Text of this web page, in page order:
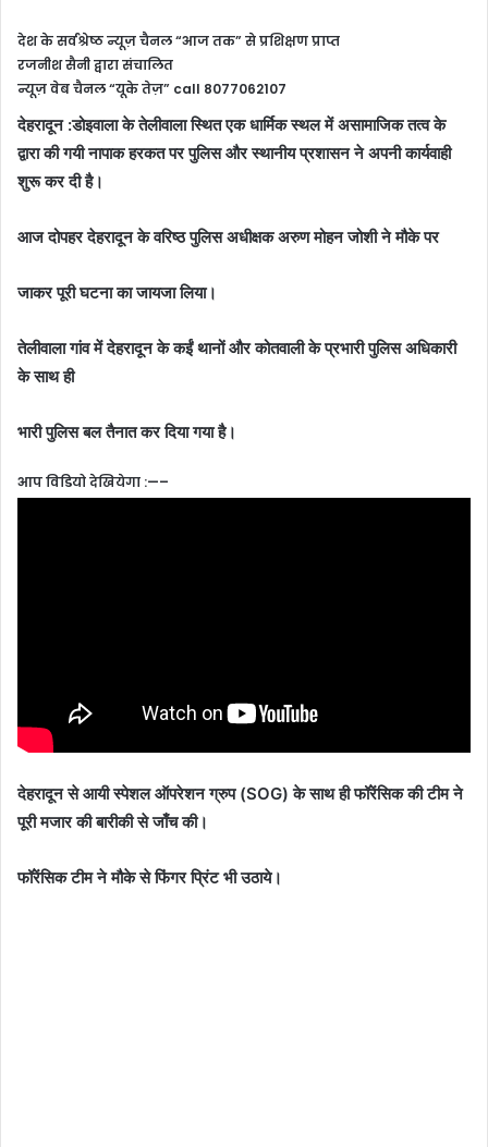
देश के सर्वश्रेष्ठ न्यूज़ चैनल “आज तक” से प्रशिक्षण प्राप्त
रजनीश सैनी द्वारा संचालित
न्यूज़ वेब चैनल “यूके तेज़” call 8077062107
देहरादून :डोइवाला के तेलीवाला स्थित एक धार्मिक स्थल में असामाजिक तत्व के
द्वारा की गयी नापाक हरकत पर पुलिस और स्थानीय प्रशासन ने अपनी कार्यवाही
शुरू कर दी है।
आज दोपहर देहरादून के वरिष्ठ पुलिस अधीक्षक अरुण मोहन जोशी ने मौके पर
जाकर पूरी घटना का जायजा लिया।
तेलीवाला गांव में देहरादून के कईं थानों और कोतवाली के प्रभारी पुलिस अधिकारी
के साथ ही
भारी पुलिस बल तैनात कर दिया गया है।
आप विडियो देखियेगा :—–
देहरादून से आयी स्पेशल ऑपरेशन ग्रुप (SOG) के साथ ही फॉरेंसिक की टीम ने
पूरी मजार की बारीकी से जाँच की।
फॉरेंसिक टीम ने मौके से फिंगर प्रिंट भी उठाये।